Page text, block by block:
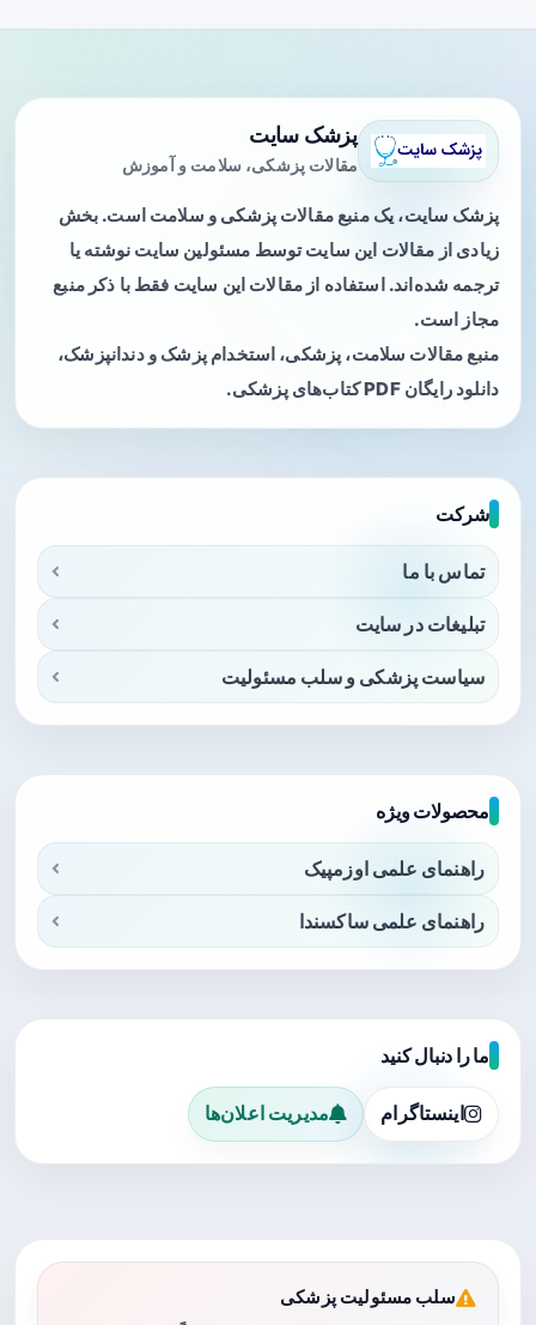
پزشک سایت
مقالات پزشکی، سلامت و آموزش
پزشک سایت، یک منبع مقالات پزشکی و سلامت است. بخش
زیادی از مقالات این سایت توسط مسئولین سایت نوشته یا
ترجمه شده‌اند. استفاده از مقالات این سایت فقط با ذکر منبع
مجاز است.
منبع مقالات سلامت، پزشکی، استخدام پزشک و دندانپزشک،
دانلود رایگان PDF کتاب‌های پزشکی.
شرکت
تماس با ما
تبلیغات در سایت
سیاست پزشکی و سلب مسئولیت
محصولات ویژه
راهنمای علمی اوزمپیک
راهنمای علمی ساکسندا
ما را دنبال کنید
اینستاگرام مدیریت اعلان‌ها
سلب مسئولیت پزشکی